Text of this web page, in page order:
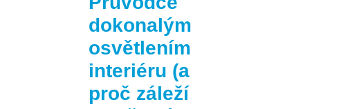
dokonalým
osvětlením
interiéru (a
proč záleží